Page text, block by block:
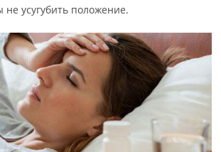
усугубить положение.